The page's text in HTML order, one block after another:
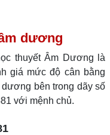
dương
thuyết Âm Dương là
giá mức độ cân bằng
bên trong dãy số
với mệnh chủ.